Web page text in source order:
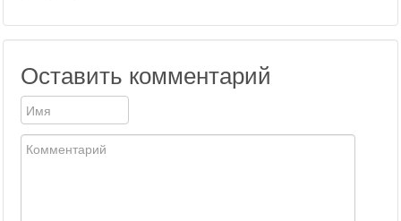
Оставить комментарий